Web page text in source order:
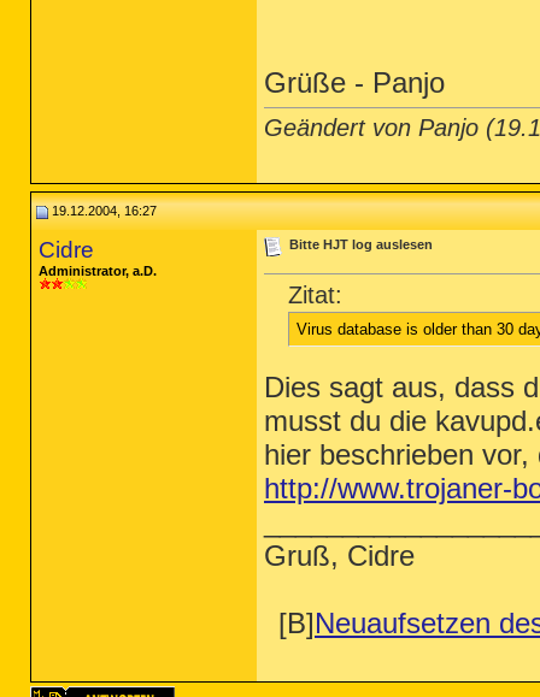
Grüße - Panjo
Geändert von Panjo
19.12.2004, 16:27
Cidre
Administrator, a.D.
Bitte HJT log auslesen
Zitat:
Virus database is older than 30
Dies sagt aus, dass
musst du die
hier beschrieben
http://www.trojaner-
Gruß, Cidre
[B]Neuaufsetzen